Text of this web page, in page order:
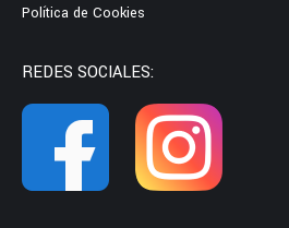
Política de Cookies
REDES SOCIALES: